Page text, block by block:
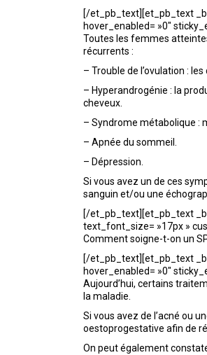
[/et_pb_text][et_pb_text
hover_enabled= »0″
Toutes les femmes
récurrents :
– Trouble de l’ovulation :
– Hyperandrogénie : la
cheveux.
– Syndrome métabolique :
– Apnée du sommeil.
– Dépression.
Si vous avez un de ces
sanguin et/ou une
[/et_pb_text][et_pb_text
text_font_size= »17px »
Comment soigne-t-on un
[/et_pb_text][et_pb_text
hover_enabled= »0″
Aujourd’hui, certains
la maladie.
Si vous avez de l’acné ou
oestoprogestative afin de
On peut également